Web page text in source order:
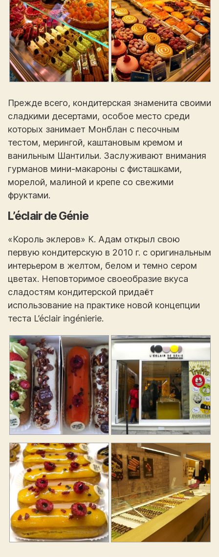
Прежде всего, кондитерская знаменита своими
сладкими десертами, особое место среди
которых занимает Монблан с песочным
тестом, мерингой, каштановым кремом и
ванильным Шантильи. Заслуживают внимания
гурманов мини-макароны с фисташками,
морелой, малиной и крепе со свежими
фруктами.
L’éclair de Génie
«Король эклеров» К. Адам открыл свою
первую кондитерскую в 2010 г. с оригинальным
интерьером в желтом, белом и темно сером
цветах. Неповторимое своеобразие вкуса
сладостям кондитерской придаёт
использование на практике новой концепции
теста L’éclair ingénierie.